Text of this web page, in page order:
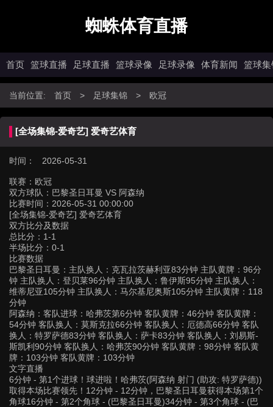
蜘蛛体育直播
首页 篮球直播 足球直播 篮球录像 足球录像 体育新闻 篮球集
当前位置: 首页 > 足球集锦 > 欧冠
[全场集锦-爱奇艺] 爱奇艺体育
时间： 2026-05-31
联赛： 欧冠
双方球队： 巴黎圣日耳曼 VS 阿森纳
比赛时间： 2026-05-31 00:00:00
[全场集锦-爱奇艺] 爱奇艺体育
双方比分及数据
总比分：1-1
半场比分：0-1
比赛数据
巴黎圣日耳曼：主队换人：克瓦拉茨赫利亚83分钟 主队黄牌：96分
钟 主队换人：登贝莱96分钟 主队换人：鲁伊斯95分钟 主队换人：
维蒂尼亚105分钟 主队换人：马尔基尼奥斯105分钟 主队黄牌：118
分钟
阿森纳：客队进球：哈弗茨第6分钟 客队黄牌：46分钟 客队黄牌：
54分钟 客队换人：莫斯克拉66分钟 客队换人：厄德高66分钟 客队
换人：特罗萨德83分钟 客队换人：萨卡83分钟 客队换人：刘易斯-
斯凯利90分钟 客队换人：哈弗茨90分钟 客队黄牌：98分钟 客队黄
牌：103分钟 客队黄牌：103分钟
文字直播
6分钟 - 第1个进球！球进啦！哈弗茨(阿森纳 射门 (助攻: 特罗萨德))
取得本场比赛领先！12分钟 - 12分钟，巴黎圣日耳曼获得本场第1个
角球16分钟 - 第2个角球 - (巴黎圣日耳曼)34分钟 - 第3个角球 - (巴